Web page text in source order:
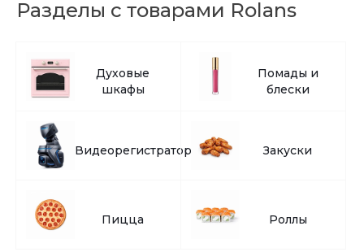
Разделы с товарами Rolans
Духовые
шкафы
Помады и
блески
Видеорегистраторы Закуски
Пицца Роллы